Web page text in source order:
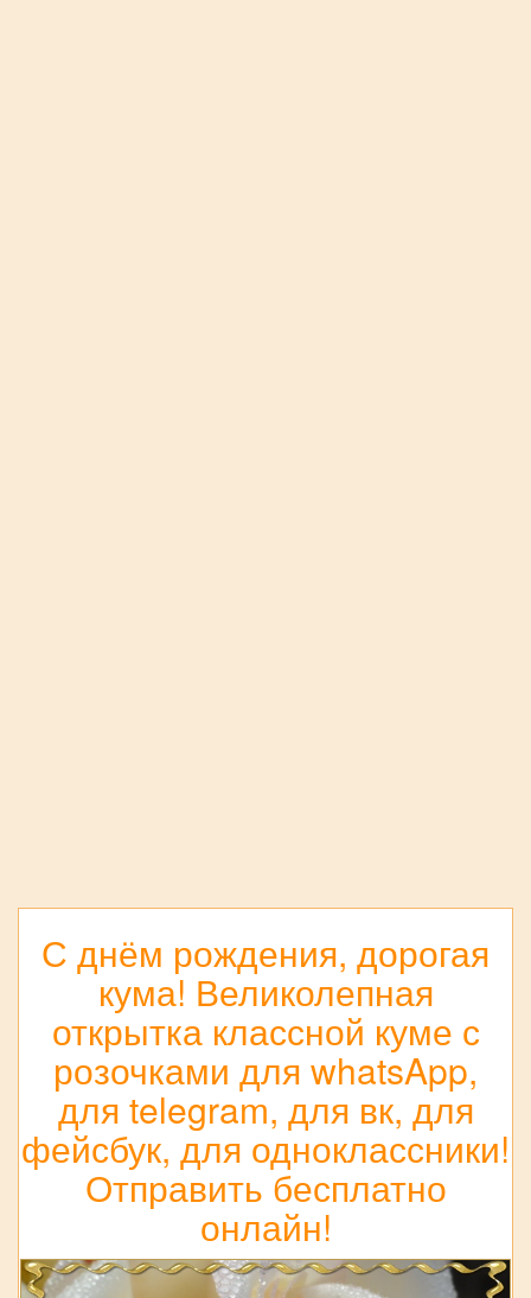
С днём рождения, дорогая
кума! Великолепная
открытка классной куме с
розочками для whatsApp,
для telegram, для вк, для
фейсбук, для одноклассники!
Отправить бесплатно
онлайн!